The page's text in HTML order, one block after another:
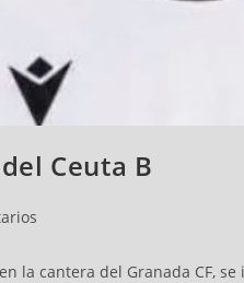
Ceuta B
la cantera del Granada CF,